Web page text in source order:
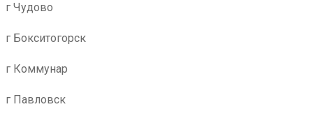
г Чудово
г Бокситогорск
г Коммунар
г Павловск